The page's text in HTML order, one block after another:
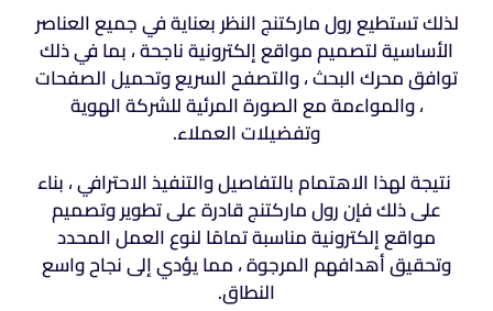
لذلك تستطيع رول ماركتنج النظر بعناية في جميع العناصر
الأساسية لتصميم مواقع إلكترونية ناجحة ، بما في ذلك
توافق محرك البحث ، والتصفح السريع وتحميل الصفحات
، والمواءمة مع الصورة المرئية للشركةالهوية
وتفضيلات العملاء.
نتيجة لهذا الاهتمام بالتفاصيل والتنفيذ الاحترافي ، بناء
على ذلك فإن رول ماركتنج قادرة على تطوير وتصميم
مواقع إلكترونية مناسبة تمامًا لنوع العمل المحدد
وتحقيق أهدافهم المرجوة ، مما يؤدي إلى نجاح واسع
النطاق.